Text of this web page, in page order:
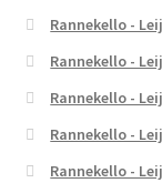
Rannekello -
Rannekello -
Rannekello -
Rannekello -
Rannekello -